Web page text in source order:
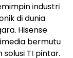
industri
di dunia
Hisense
bermutu
TI pintar.